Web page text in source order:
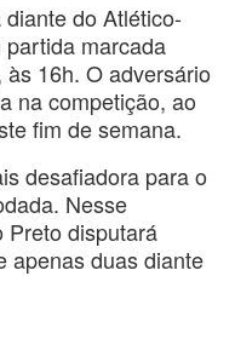
do Atlético-
marcada
16h. O adversário
na competição, ao
fim de semana.
desafiadora para o
Nesse
Preto disputará
apenas duas diante